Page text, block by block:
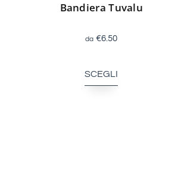
Bandiera Tuvalu
€6.50
SCEGLI